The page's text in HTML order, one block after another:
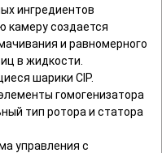
ингредиентов
камеру создается
и равномерного
в жидкости.
шарики CIP.
гомогенизатора
тип ротора и статора
управления с